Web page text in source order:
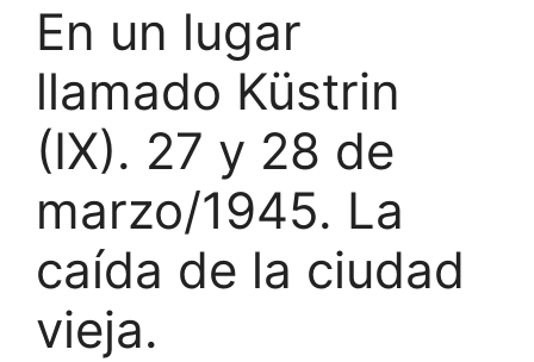
En un lugar
llamado Küstrin
(IX). 27 y 28 de
marzo/1945. La
caída de la ciudad
vieja.